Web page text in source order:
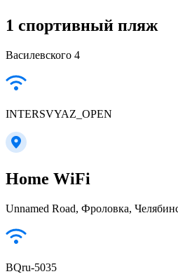
1 спортивный пляж
Василевского 4
INTERSVYAZ_OPEN
Home WiFi
Unnamed Road, Фроловка,
BQru-5035